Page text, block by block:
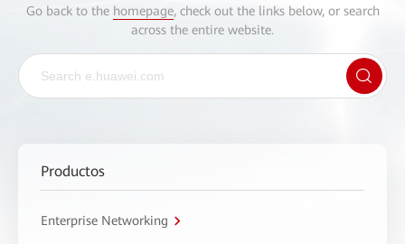
Go back to the homepage, check out the links below, or search
across the entire website.
Productos
Enterprise Networking